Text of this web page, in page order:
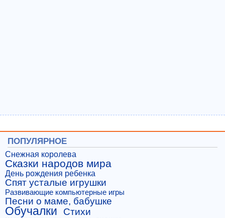
ПОПУЛЯРНОЕ
Снежная королева
Сказки народов мира
День рождения ребенка
Спят усталые игрушки
Развивающие компьютерные игры
Песни о маме, бабушке
Обучалки Стихи